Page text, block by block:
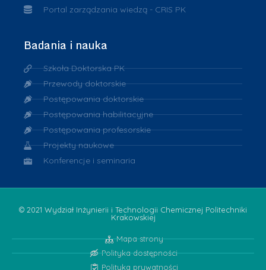
Portal zarządzania wiedzą - CRIS PK
Badania i nauka
Szkoła Doktorska PK
Przewody doktorskie
Postępowania doktorskie
Postępowania habilitacyjne
Postępowania profesorskie
Projekty naukowe
Konferencje i seminaria
© 2021 Wydział Inżynierii i Technologii Chemicznej Politechniki
Krakowskiej
Mapa strony
Polityka dostępności
Polityka prywatności